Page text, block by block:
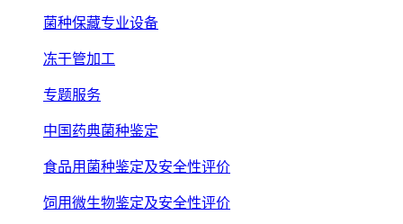
菌种保藏专业设备
冻干管加工
专题服务
中国药典菌种鉴定
食品用菌种鉴定及安全性评价
饲用微生物鉴定及安全性评价